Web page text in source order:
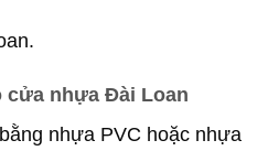
cửa nhựa Đài Loan
nhựa PVC hoặc nhựa